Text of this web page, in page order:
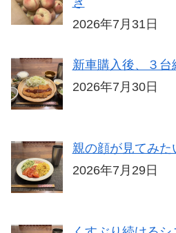
2026年7月31日
新車購入後、３
2026年7月30日
親の顔が見てみた
2026年7月29日